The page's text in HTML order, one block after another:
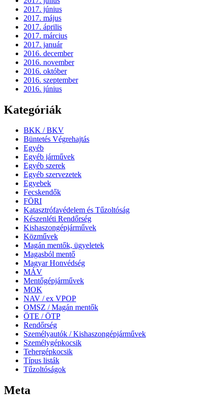
2017. június
2017. május
2017. április
2017. március
2017. január
2016. december
2016. november
2016. október
2016. szeptember
2016. június
Kategóriák
BKK / BKV
Büntetés Végrehajtás
Egyéb
Egyéb járművek
Egyéb szerek
Egyéb szervezetek
Egyebek
Fecskendők
FÖRI
Katasztrófavédelem és Tűzoltóság
Készenléti Rendőrség
Kishaszongépjárművek
Közművek
Magán mentők, ügyeletek
Magasból mentő
Magyar Honvédség
MÁV
Mentőgépjárművek
MOK
NAV / ex VPOP
OMSZ / Magán mentők
ÖTE / ÖTP
Rendőrség
Személyautók / Kishaszongépjárművek
Személygépkocsik
Tehergépkocsik
Típus listák
Tűzoltóságok
Meta